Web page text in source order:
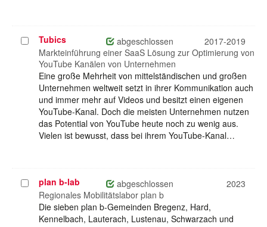
Projekt
auswählen
Tubics abgeschlossen
2017-2019
Markteinführung einer SaaS Lösung zur Optimierung von
YouTube Kanälen von Unternehmen
Eine große Mehrheit von mittelständischen und großen
Unternehmen weltweit setzt in ihrer Kommunikation auch
und immer mehr auf Videos und besitzt einen eigenen
YouTube-Kanal. Doch die meisten Unternehmen nutzen
das Potential von YouTube heute noch zu wenig aus.
Vielen ist bewusst, dass bei ihrem YouTube-Kanal…
Projekt
auswählen
plan b-lab abgeschlossen
2023
Regionales Mobilitätslabor plan b
Die sieben plan b-Gemeinden Bregenz, Hard,
Kennelbach, Lauterach, Lustenau, Schwarzach und